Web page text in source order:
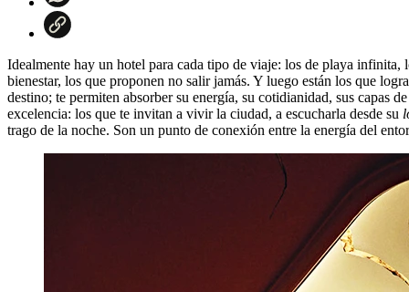
Idealmente hay un hotel para cada tipo de viaje: los de playa
bienestar, los que proponen no salir jamás. Y luego están los que
destino; te permiten absorber su energía, su cotidianidad, sus capas
excelencia: los que te invitan a vivir la ciudad, a escucharla desde su
trago de la noche. Son un punto de conexión entre la energía del